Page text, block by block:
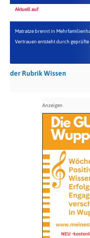
Aktuell auf
Matratze brennt in
Vertrauen entsteht durch
der Rubrik Wissen